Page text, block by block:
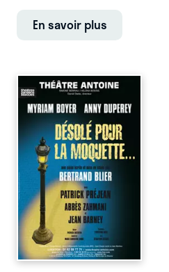
En savoir plus